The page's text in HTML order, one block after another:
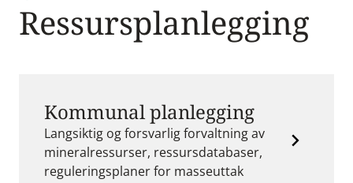
Navigasjonssti
Ressursplanlegging
Kommunal planlegging
Langsiktig og forsvarlig forvaltning av
mineralressurser, ressursdatabaser,
reguleringsplaner for masseuttak